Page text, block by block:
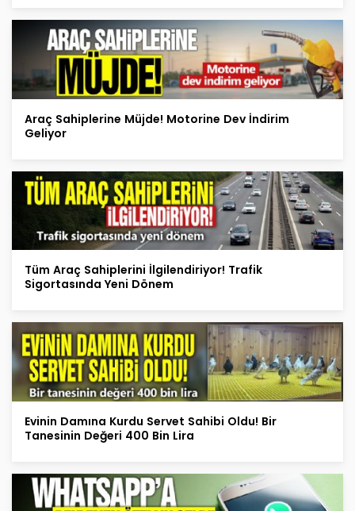
Araç Sahiplerine Müjde! Motorine Dev İndirim
Geliyor
Tüm Araç Sahiplerini İlgilendiriyor! Trafik
Sigortasında Yeni Dönem
Evinin Damına Kurdu Servet Sahibi Oldu! Bir
Tanesinin Değeri 400 Bin Lira